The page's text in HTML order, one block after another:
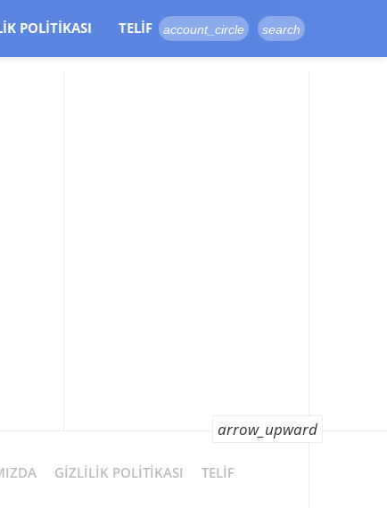
POLITIKASI TELIF account_circle search
GIZLILIK POLITIKASI TELIF
arrow_upward